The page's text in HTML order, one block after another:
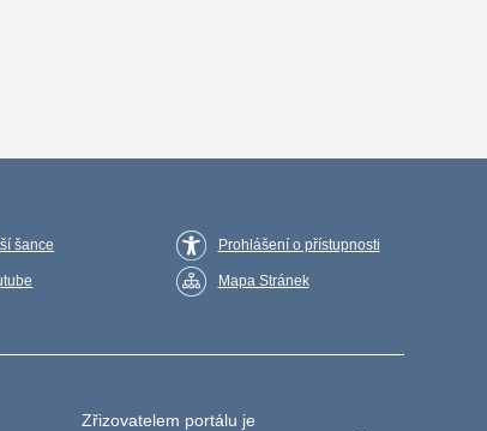
šance Prohlášení o přístupnosti
Mapa Stránek
Zřizovatelem portálu je